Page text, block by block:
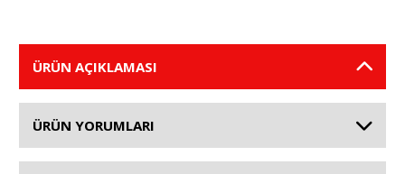
ÜRÜN AÇIKLAMASI
ÜRÜN YORUMLARI